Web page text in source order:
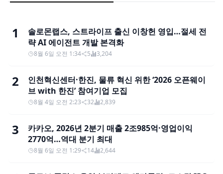
1
솔로몬랩스, 스트라이프 출신 이창헌 영입…절세 전
략 AI 에이전트 개발 본격화
8월 6일 오전 1:34 5 3,204
2
인천혁신센터·한진, 물류 혁신 위한 ‘2026 오픈웨이
브 with 한진’ 참여기업 모집
8월 4일 오전 2:23 32 2,839
3
카카오, 2026년 2분기 매출 2조985억·영업이익
2770억…역대 분기 최대
8월 6일 오전 1:29 14 2,644